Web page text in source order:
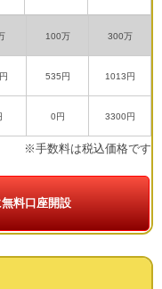
100万 300万
535円 1013円
0円 3300円
※手数料は税込価格です
料口座開設